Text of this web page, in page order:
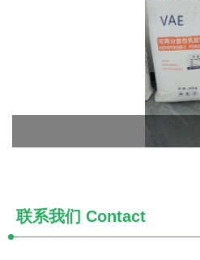
联系我们 Contact